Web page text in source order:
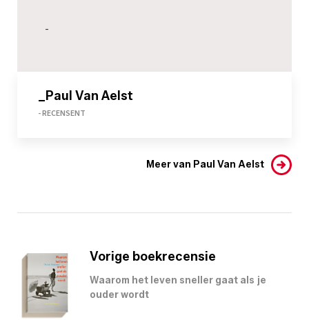
-
_Paul Van Aelst
- RECENSENT
Meer van Paul Van Aelst
Vorige boekrecensie
Waarom het leven sneller gaat als je
ouder wordt